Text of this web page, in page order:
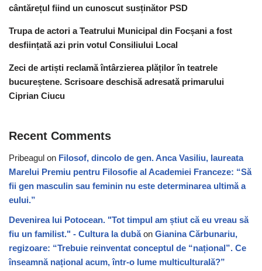
cântărețul fiind un cunoscut susținător PSD
Trupa de actori a Teatrului Municipal din Focșani a fost
desființată azi prin votul Consiliului Local
Zeci de artiști reclamă întârzierea plăților în teatrele
bucureștene. Scrisoare deschisă adresată primarului
Ciprian Ciucu
Recent Comments
Pribeagul on Filosof, dincolo de gen. Anca Vasiliu, laureata
Marelui Premiu pentru Filosofie al Academiei Franceze: “Să
fii gen masculin sau feminin nu este determinarea ultimă a
eului.”
Devenirea lui Potocean. "Tot timpul am știut că eu vreau să
fiu un familist." - Cultura la dubăon Gianina Cărbunariu,
regizoare: “Trebuie reinventat conceptul de “național”. Ce
înseamnă național acum, într-o lume multiculturală?”